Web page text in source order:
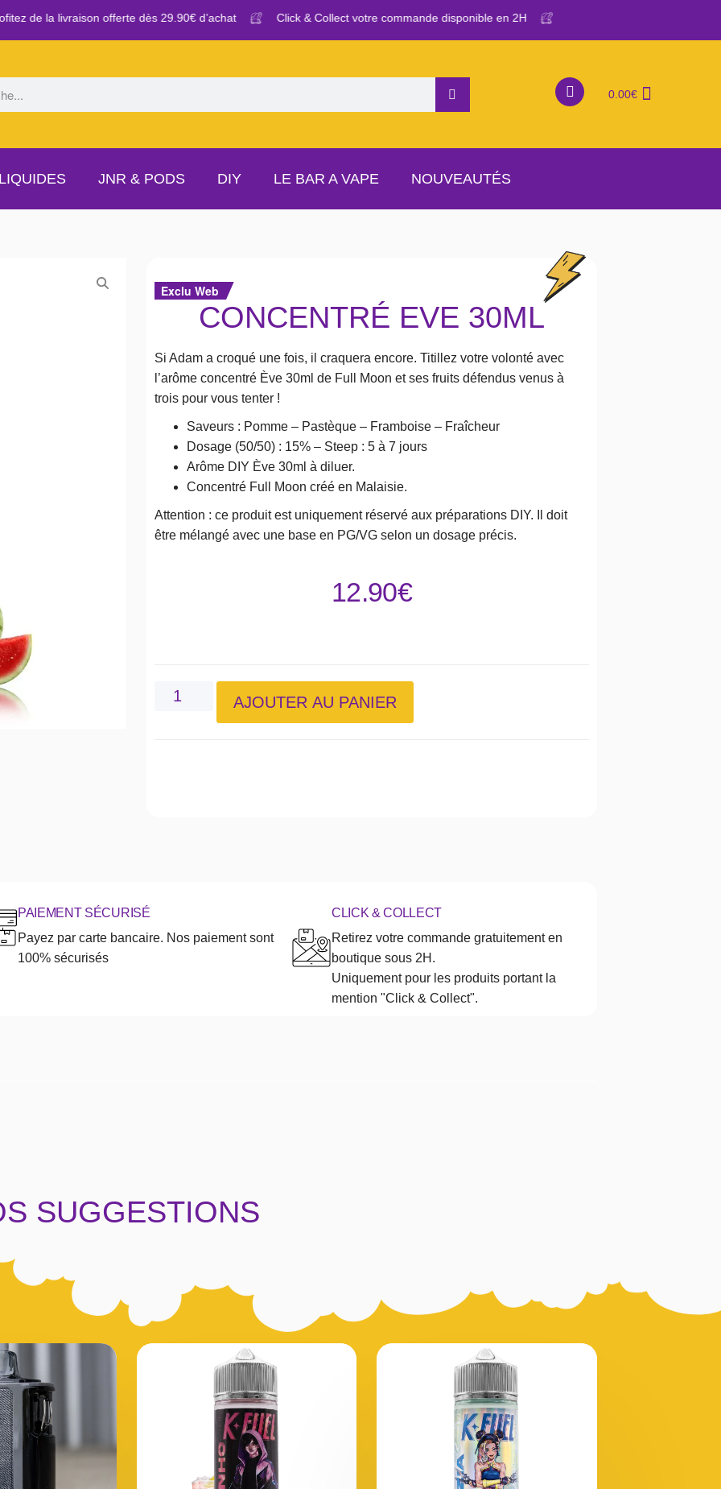
de la livraison offerte dès 29.90€ d’achat Click & Collect votre commande disponible en 2H
0.00€
JNR & PODS DIY LE BAR A VAPE NOUVEAUTÉS
Exclu Web
CONCENTRÉ EVE 30ML
Si Adam a croqué une fois, il craquera encore. Titillez votre volonté avec
l’arôme concentré Ève 30ml de Full Moon et ses fruits défendus venus à
trois pour vous tenter !
Saveurs : Pomme – Pastèque – Framboise – Fraîcheur
Dosage (50/50) : 15% – Steep : 5 à 7 jours
Arôme DIY Ève 30ml à diluer.
Concentré Full Moon créé en Malaisie.
Attention : ce produit est uniquement réservé aux préparations DIY. Il doit
être mélangé avec une base en PG/VG selon un dosage précis.
12.90€
AJOUTER AU PANIER
PAIEMENT SÉCURISÉ
Payez par carte bancaire. Nos paiement sont
100% sécurisés
CLICK & COLLECT
Retirez votre commande gratuitement en
boutique sous 2H.
Uniquement pour les produits portant la
mention "Click & Collect".
SUGGESTIONS